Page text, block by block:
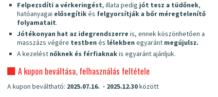
Felpezsdíti a vérkeringést, illata pedig jót tesz a tüdőnek,
hatóanyagai elősegítikés felgyorsítják a bőr méregtelenítő
folyamatait.
Jótékonyan hat az idegrendszerre is, ennek köszönhetően a
masszázs végére testben és lélekben egyaránt megújulsz.
A kezelést nőknek és férfiaknakis egyaránt ajánljuk.
A kupon beváltása, felhasználás feltétele
A kupon beváltható: 2025.07.16. - 2025.12.30között